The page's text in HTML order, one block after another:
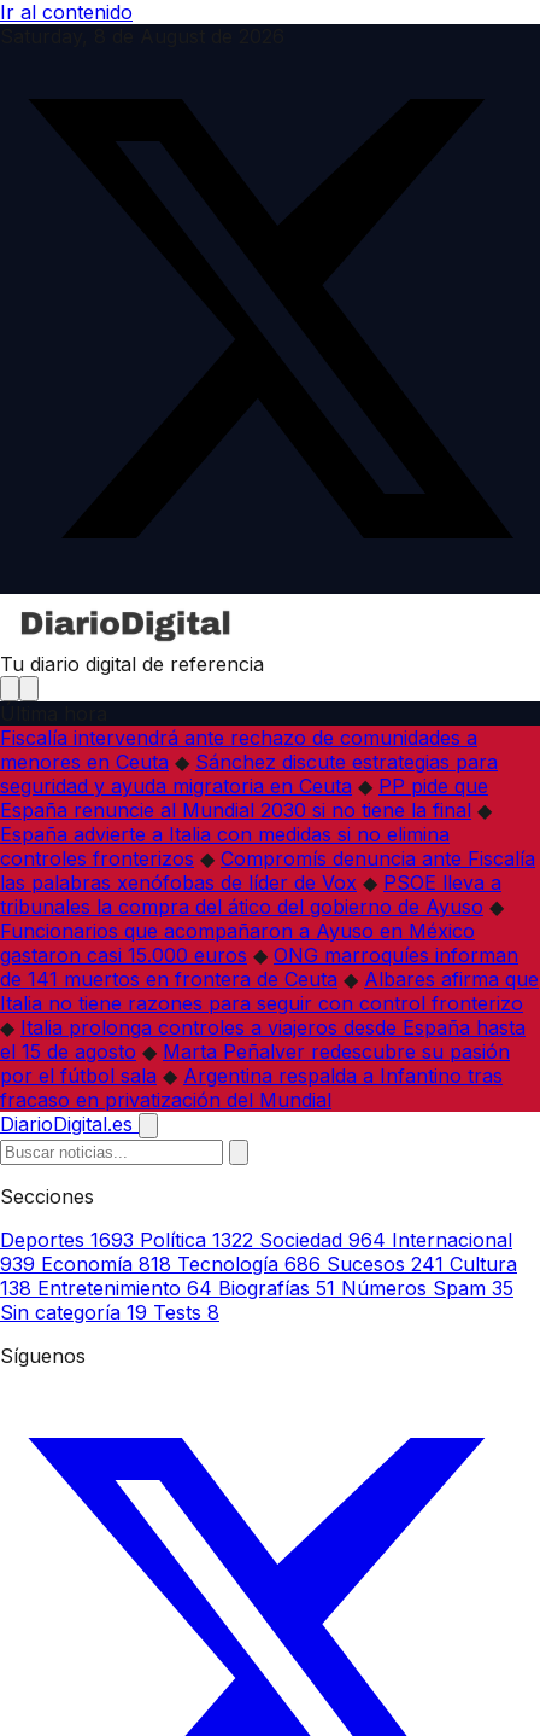
Ir al contenido
Tu diario digital de referencia
Fiscalía intervendrá ante rechazo de comunidades a
menores en Ceuta ◆ Sánchez discute estrategias para
seguridad y ayuda migratoria en Ceuta ◆ PP pide que
España renuncie al Mundial 2030 si no tiene la final ◆
España advierte a Italia con medidas si no elimina
controles fronterizos ◆ Compromís denuncia ante Fiscalía
las palabras xenófobas de líder de Vox ◆ PSOE lleva a
tribunales la compra del ático del gobierno de Ayuso ◆
Funcionarios que acompañaron a Ayuso en México
gastaron casi 15.000 euros ◆ ONG marroquíes informan
de 141 muertos en frontera de Ceuta ◆ Albares afirma que
Italia no tiene razones para seguir con control fronterizo
◆ Italia prolonga controles a viajeros desde España hasta
el 15 de agosto ◆ Marta Peñalver redescubre su pasión
por el fútbol sala ◆ Argentina respalda a Infantino tras
fracaso en privatización del Mundial
DiarioDigital.es
Secciones
Deportes 1693 Política 1322 Sociedad 964 Internacional
939 Economía 818 Tecnología 686 Sucesos 241 Cultura
138 Entretenimiento 64 Biografías 51 Números Spam 35
Sin categoría 19 Tests 8
Síguenos